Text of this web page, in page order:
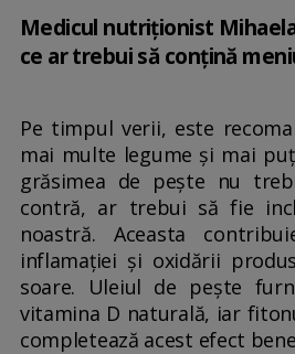
Medicul nutriționist
ce ar trebui să conțină
Pe timpul verii, este
mai multe legume și mai
grăsimea de pește nu
contră, ar trebui să fie
noastră. Aceasta
inflamației și oxidării
soare. Uleiul de pește
vitamina D naturală, iar
completează acest efect